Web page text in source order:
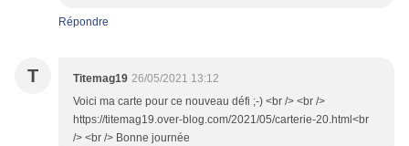
Répondre
T Titemag19 26/05/2021 13:12
Voici ma carte pour ce nouveau défi ;-) <br /> <br />
https://titemag19.over-blog.com/2021/05/carterie-20.html<br
/> <br /> Bonne journée